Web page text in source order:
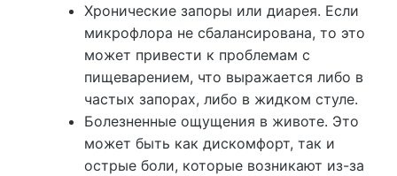
Хронические запоры или диарея. Если
микрофлора не сбалансирована, то это
может привести к проблемам с
пищеварением, что выражается либо в
частых запорах, либо в жидком стуле.
Болезненные ощущения в животе. Это
может быть как дискомфорт, так и
острые боли, которые возникают из-за